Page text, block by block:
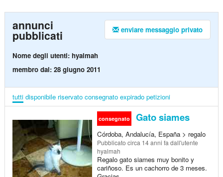
enviare messaggio privato
annunci
pubblicati
Nome degli utenti: hyalmah
membro dal: 28 giugno 2011
tutti disponibile riservato consegnato expirado petizioni
consegnato Gato siames
Córdoba, Andalucía, España > regalo
Pubblicato circa 14 anni fa dall'utente
hyalmah
Regalo gato siames muy bonito y
cariñoso. Es un cachorro de 3 meses.